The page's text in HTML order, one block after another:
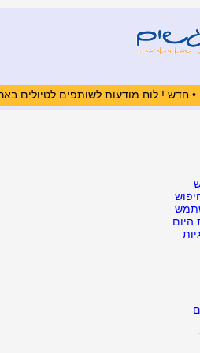
• חדש ! לוח מודעות לשותפים לטיולים
היום